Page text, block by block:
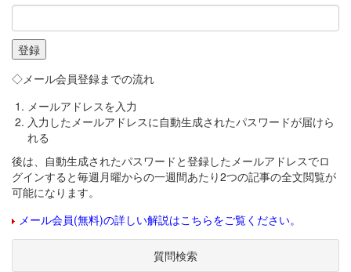
◇メール会員登録までの流れ
メールアドレスを入力
入力したメールアドレスに自動生成されたパスワードが届けら
れる
後は、自動生成されたパスワードと登録したメールアドレスでロ
グインすると毎週月曜からの一週間あたり2つの記事の全文閲覧が
可能になります。
メール会員(無料)の詳しい解説はこちらをご覧ください。
質問検索